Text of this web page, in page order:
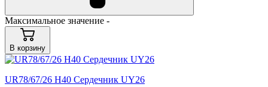
Максимальное значение -
В корзину
UR78/67/26 H40 Сердечник UY26